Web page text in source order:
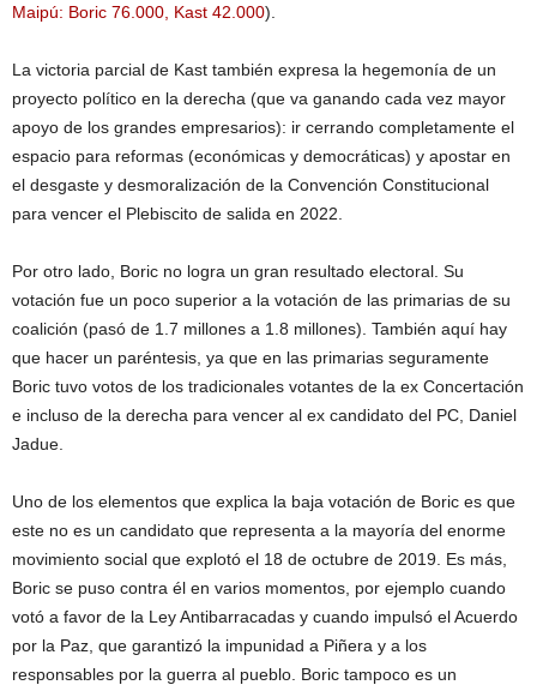
Maipú: Boric 76.000, Kast 42.000).
La victoria parcial de Kast también expresa la hegemonía de un
proyecto político en la derecha (que va ganando cada vez mayor
apoyo de los grandes empresarios): ir cerrando completamente el
espacio para reformas (económicas y democráticas) y apostar en
el desgaste y desmoralización de la Convención Constitucional
para vencer el Plebiscito de salida en 2022.
Por otro lado, Boric no logra un gran resultado electoral. Su
votación fue un poco superior a la votación de las primarias de su
coalición (pasó de 1.7 millones a 1.8 millones). También aquí hay
que hacer un paréntesis, ya que en las primarias seguramente
Boric tuvo votos de los tradicionales votantes de la ex Concertación
e incluso de la derecha para vencer al ex candidato del PC, Daniel
Jadue.
Uno de los elementos que explica la baja votación de Boric es que
este no es un candidato que representa a la mayoría del enorme
movimiento social que explotó el 18 de octubre de 2019. Es más,
Boric se puso contra él en varios momentos, por ejemplo cuando
votó a favor de la Ley Antibarracadas y cuando impulsó el Acuerdo
por la Paz, que garantizó la impunidad a Piñera y a los
responsables por la guerra al pueblo. Boric tampoco es un